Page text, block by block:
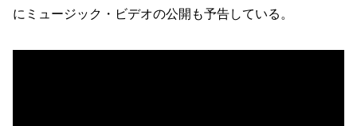
にミュージック・ビデオの公開も予告している。